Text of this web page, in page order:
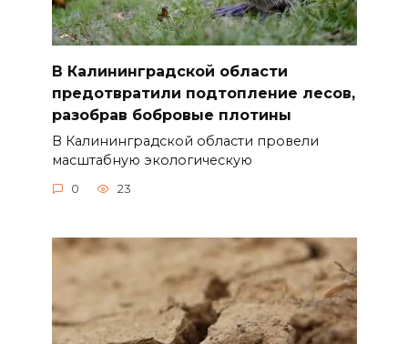
В Калининградской области
предотвратили подтопление лесов,
разобрав бобровые плотины
В Калининградской области провели
масштабную экологическую
0 23